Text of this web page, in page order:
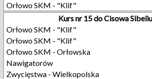
Orłowo SKM - "Klif"
Kurs nr 15 do Cisowa
Orłowo SKM - "Klif"
Orłowo SKM - "Klif"
Orłowo SKM - Orłowska
Nawigatorów
Zwycięstwa - Wielkopolska